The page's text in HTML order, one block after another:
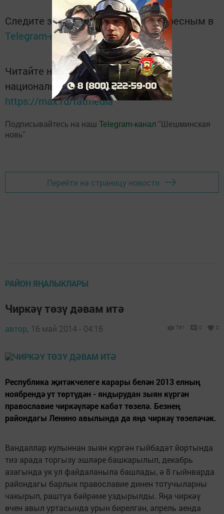
Следите за самым важным и интересным в
Telegram-каналеТатмедиа
Читайте новости Татарстана в
национальном мессенджере MАХ:
https://max.ru/tatmedia
Подписывайтесь на наш Telegram-канал "Шешминская
новь"
Перейти на страницу новости
РАЙОН ЯҢАЛЫКЛАРЫ
Чиркәү төзү дәвам итә
автор, 16 май 2014 - 04:16 781 0 0
Республика җитәкчелеге карары белән 2013 елның
ноябрендә ут төртүдән - яндырудан зыян күргән
православие чиркәүләре кабат төзелә. Безнең
райондагы Ленино авылында да яңа чиркәү төзеләчәк.
Вандаллар кулыннан зыян күргән гыйбадәт йортында
тиз арада торгызу эшләре башкарылып, декабрь
азагында ук ул файдаланыла башлады, ә 8 гыйнварда
райондагы барлык православие динен тотучыларны
чакырып, раштуа бәйрәме уздырылды. Яңа чиркәү
өчен авыл уртасында урын бирелгән, апрель аенда